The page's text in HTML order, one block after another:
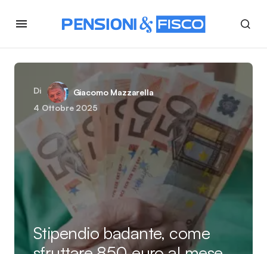
Di
Giacomo Mazzarella
4 Ottobre 2025
Stipendio badante, come